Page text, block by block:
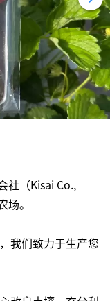
社（Kisai Co.,
。
我们致力于生产您